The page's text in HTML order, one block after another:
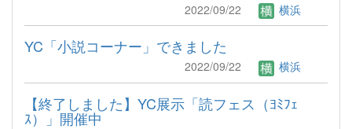
2022/09/22 横浜
YC「小説コーナー」できました
2022/09/22 横浜
【終了しました】YC展示「読フェス（ﾖﾐﾌｪ
ｽ）」開催中